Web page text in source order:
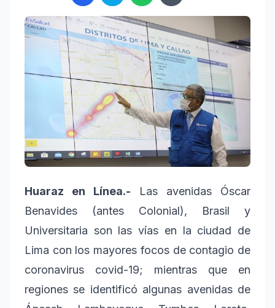
Huaraz en Línea.-
Las avenidas Óscar
Benavides (antes Colonial), Brasil y
Universitaria son las vías en la ciudad de
Lima con los mayores focos de contagio de
coronavirus covid-19; mientras que en
regiones se identificó algunas avenidas de